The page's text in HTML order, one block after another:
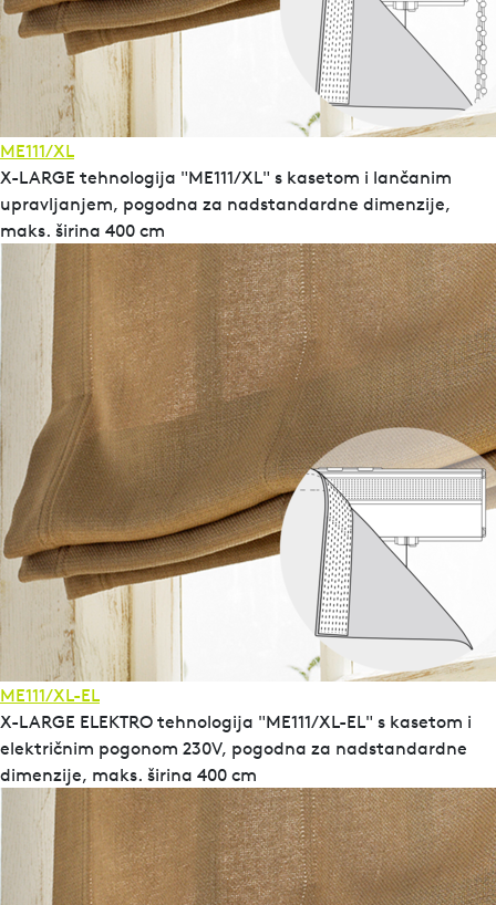
ME111/XL
X-LARGE tehnologija "ME111/XL" s kasetom i lančanim
upravljanjem, pogodna za nadstandardne dimenzije,
maks. širina 400 cm
ME111/XL-EL
X-LARGE ELEKTRO tehnologija "ME111/XL-EL" s kasetom i
električnim pogonom 230V, pogodna za nadstandardne
dimenzije, maks. širina 400 cm